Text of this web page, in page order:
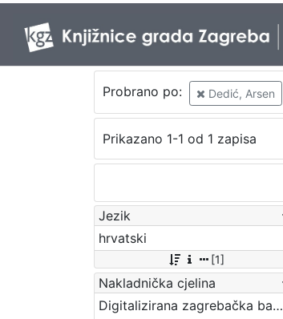
Probrano po: Dedić, Arsen
Prikazano 1-1 od 1 zapisa
Jezik
hrvatski
[1]
Nakladnička cjelina
Digitalizirana zagrebačka baština